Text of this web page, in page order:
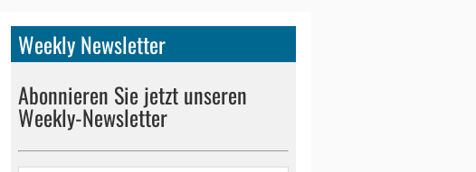
Weekly Newsletter
Abonnieren Sie jetzt unseren
Weekly-Newsletter